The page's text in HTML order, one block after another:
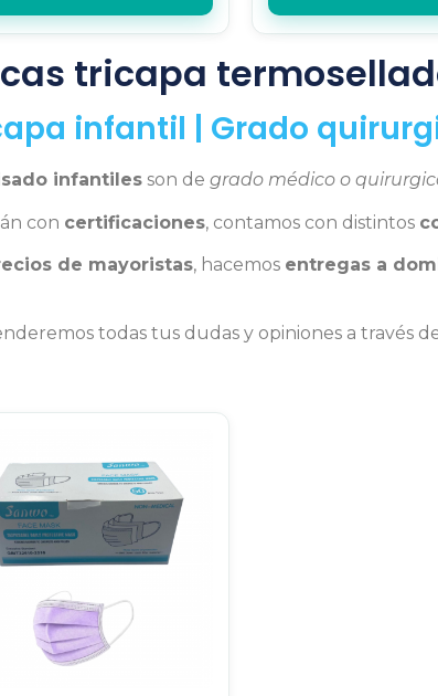
tricapa
infantil | Grado
infantiles son de grado médico o
con certificaciones, contamos con distintos
de mayoristas, hacemos entregas a
todas tus dudas y opiniones a través